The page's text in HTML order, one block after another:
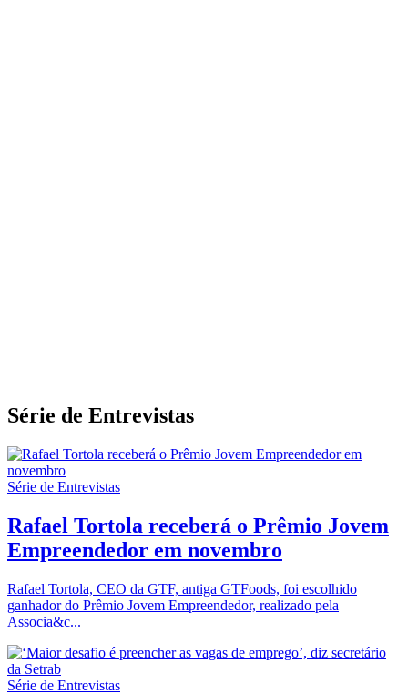
Série de Entrevistas
Série de Entrevistas
Rafael Tortola receberá o Prêmio Jovem
Empreendedor em novembro
Rafael Tortola, CEO da GTF, antiga GTFoods, foi escolhido
ganhador do Prêmio Jovem Empreendedor, realizado pela
Associa&c...
Série de Entrevistas